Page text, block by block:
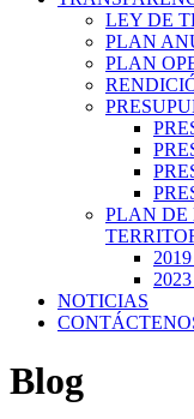
LEY DE
PLAN
PLAN
PLAN DE
NOTICIAS
Blog